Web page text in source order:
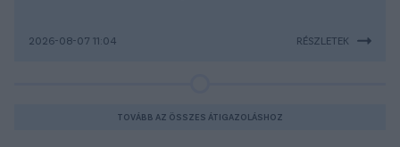
2026-08-07 11:04 RÉSZLETEK
TOVÁBB AZ ÖSSZES ÁTIGAZOLÁSHOZ